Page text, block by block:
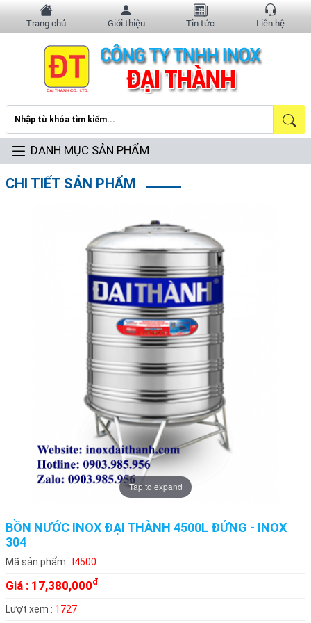
Trang chủ Giới thiệu Tin tức Liên hệ
DANH MỤC SẢN PHẨM
CHI TIẾT SẢN PHẨM
Tap to expand
BỒN NƯỚC INOX ĐẠI THÀNH 4500L ĐỨNG - INOX
304
Mã sản phẩm : I4500
Giá : 17,380,000đ
Lượt xem : 1727